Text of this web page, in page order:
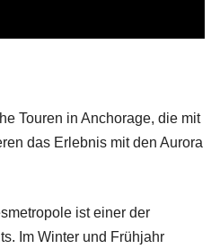
Touren in Anchorage, die mit
das Erlebnis mit den Aurora
ist einer der
Im Winter und Frühjahr